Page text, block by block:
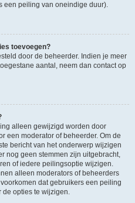
een peiling van oneindige duur).
toevoegen?
door de beheerder. Indien je meer
aantal, neem dan contact op
alleen gewijzigd worden door
een moderator of beheerder. Om de
bericht van het onderwerp wijzigen
nog geen stemmen zijn uitgebracht,
of iedere peilingsoptie wijzigen.
alleen moderators of beheerders
dat gebruikers een peiling
de opties te wijzigen.